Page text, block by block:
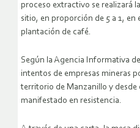
proceso extractivo se realizará
sitio, en proporción de 5 a 1, en
plantación de café.
Según la Agencia Informativa
intentos de empresas mineras
territorio de Manzanillo y desde
manifestado en resistencia.